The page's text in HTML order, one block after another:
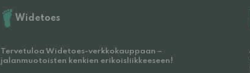
Widetoes
Tervetuloa Widetoes-verkkokauppaan –
jalanmuotoisten kenkien erikoisliikkeeseen!